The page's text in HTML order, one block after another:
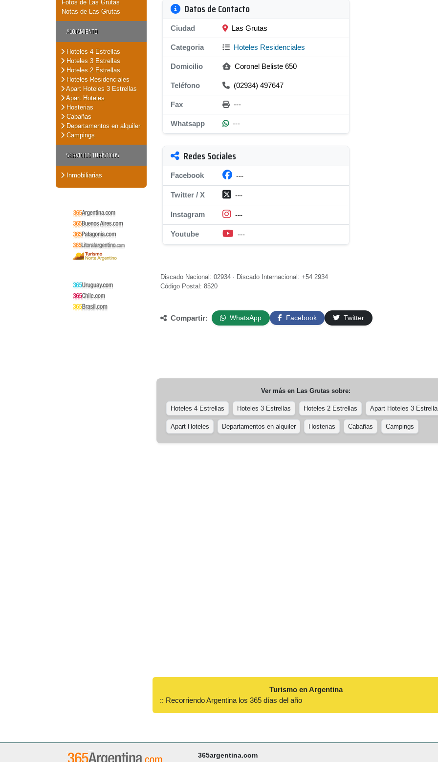
Fotos de Las Grutas
Notas de Las Grutas
ALOJAMIENTO
Hoteles 4 Estrellas
Hoteles 3 Estrellas
Hoteles 2 Estrellas
Hoteles Residenciales
Apart Hoteles 3 Estrellas
Apart Hoteles
Hosterias
Cabañas
Departamentos en alquiler
Campings
SERVICIOS TURÍSTICOS
Inmobiliarias
Datos de Contacto
Ciudad Las Grutas
Categoria Hoteles Residenciales
Domicilio Coronel Beliste 650
Teléfono (02934) 497647
Fax ---
Whatsapp ---
Redes Sociales
Facebook ---
Twitter / X ---
Instagram ---
Youtube ---
Discado Nacional: 02934 · Discado Internacional: +54 2934
Código Postal: 8520
Compartir: WhatsApp Facebook Twitter
Ver más en Las Grutas sobre:
Hoteles 4 Estrellas Hoteles 3 Estrellas Hoteles 2 Estrellas Apart Hoteles 3
Apart Hoteles Departamentos en alquiler Hosterias Cabañas Campings
Turismo en Argentina
:: Recorriendo Argentina los 365 días del año
365argentina.com